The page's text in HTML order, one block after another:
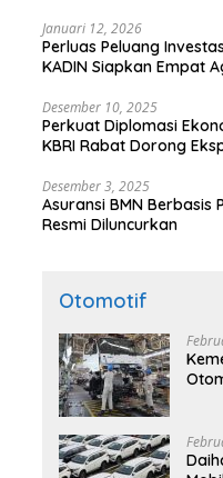
Januari 12, 2026
Perluas Peluang
KADIN Siapkan Empat
Desember 10, 2025
Perkuat Diplomasi
KBRI Rabat Dorong
Desember 3, 2025
Asuransi BMN Berbasis
Resmi Diluncurkan
Otomotif